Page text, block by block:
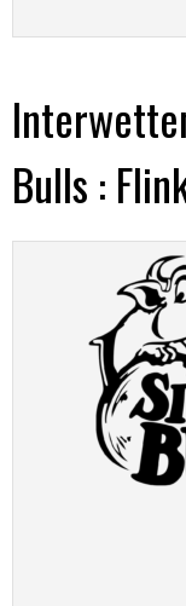
Bulls :